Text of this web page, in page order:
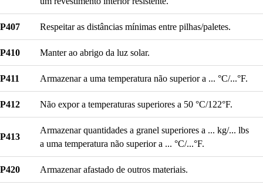
P407 Respeitar as distâncias mínimas entre pilhas/paletes.
P410 Manter ao abrigo da luz solar.
P411 Armazenar a uma temperatura não superior a ... °C/...°F.
P412 Não expor a temperaturas superiores a 50 °C/122°F.
P413
Armazenar quantidades a granel superiores a ... kg/... lbs
a uma temperatura não superior a ... °C/...°F.
P420 Armazenar afastado de outros materiais.